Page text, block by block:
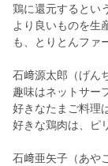
鶏に還元するとい
より良いものを生
も、とりとんファ
石﨑源太郎（げん
趣味はネットサー
好きなたまご料理
好きな鶏肉は、ピ
石﨑亜矢子（あや